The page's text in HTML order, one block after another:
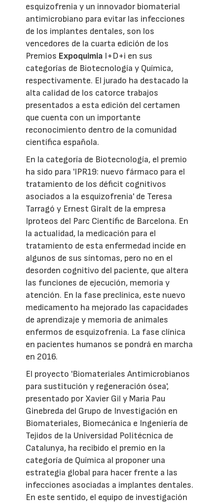
esquizofrenia y un innovador biomaterial
antimicrobiano para evitar las infecciones
de los implantes dentales, son los
vencedores de la cuarta edición de los
Premios Expoquimia I+D+i en sus
categorías de Biotecnología y Química,
respectivamente. El jurado ha destacado la
alta calidad de los catorce trabajos
presentados a esta edición del certamen
que cuenta con un importante
reconocimiento dentro de la comunidad
científica española.
En la categoría de Biotecnología, el premio
ha sido para 'IPR19: nuevo fármaco para el
tratamiento de los déficit cognitivos
asociados a la esquizofrenia' de Teresa
Tarragó y Ernest Giralt de la empresa
Iproteos del Parc Científic de Barcelona. En
la actualidad, la medicación para el
tratamiento de esta enfermedad incide en
algunos de sus síntomas, pero no en el
desorden cognitivo del paciente, que altera
las funciones de ejecución, memoria y
atención. En la fase preclínica, este nuevo
medicamento ha mejorado las capacidades
de aprendizaje y memoria de animales
enfermos de esquizofrenia. La fase clínica
en pacientes humanos se pondrá en marcha
en 2016.
El proyecto 'Biomateriales Antimicrobianos
para sustitución y regeneración ósea',
presentado por Xavier Gil y Maria Pau
Ginebreda del Grupo de Investigación en
Biomateriales, Biomecánica e Ingeniería de
Tejidos de la Universidad Politécnica de
Catalunya, ha recibido el premio en la
categoría de Química al proponer una
estrategia global para hacer frente a las
infecciones asociadas a implantes dentales.
En este sentido, el equipo de investigación